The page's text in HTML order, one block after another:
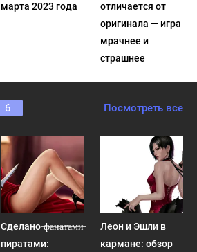
марта 2023 года
отличается от
оригинала — игра
мрачнее и
страшнее
6 Посмотреть все
Сделано ̶ф̶а̶н̶а̶т̶а̶м̶и̶
пиратами:
Леон и Эшли в
кармане: обзор